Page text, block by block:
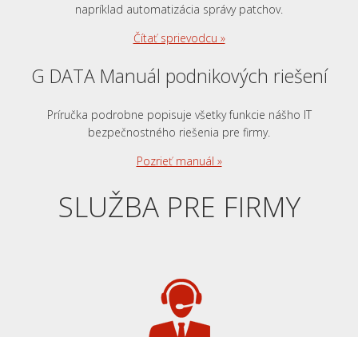
napríklad automatizácia správy patchov.
Čítať sprievodcu »
G DATA Manuál podnikových riešení
Príručka podrobne popisuje všetky funkcie nášho IT
bezpečnostného riešenia pre firmy.
Pozrieť manuál »
SLUŽBA PRE FIRMY